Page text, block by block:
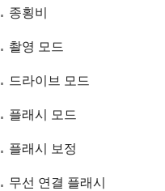
종횡비
촬영 모드
드라이브 모드
플래시 모드
플래시 보정
무선 연결 플래시